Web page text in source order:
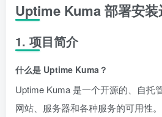
Uptime Kuma 部署安
1. 项目简介
什么是 Uptime Kuma？
Uptime Kuma 是一个开源的、自托
网站、服务器和各种服务的可用性。